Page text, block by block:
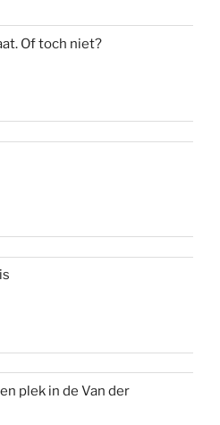
Of toch niet?
plek in de Van der